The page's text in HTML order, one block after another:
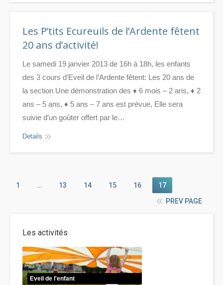
Les P’tits Ecureuils de l’Ardente fêtent
20 ans d’activité!
Le samedi 19 janvier 2013 de 16h à 18h, les enfants
des 3 cours d’Eveil de l’Ardente fêtent: Les 20 ans de
la section Une démonstration des ♦ 6 mois – 2 ans, ♦ 2
ans – 5 ans, ♦ 5 ans – 7 ans est prévue, Elle sera
suivie d’un goûter offert par le…
Details
1 … 13 14 15 16
17
PREV PAGE
Les activités
Eveil de l'enfant